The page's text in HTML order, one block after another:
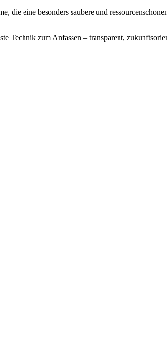
die eine besonders saubere und
Technik zum Anfassen – transparent,